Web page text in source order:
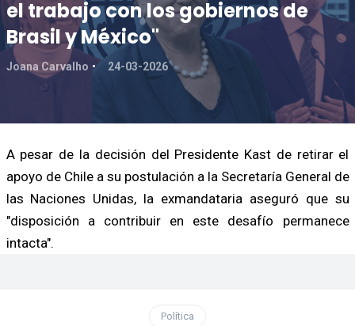
el trabajo con los gobiernos de
Brasil y México"
Joana Carvalho 24-03-2026
A pesar de la decisión del Presidente Kast de retirar el
apoyo de Chile a su postulación a la Secretaría General de
las Naciones Unidas, la exmandataria aseguró que su
"disposición a contribuir en este desafío permanece
intacta".
Política